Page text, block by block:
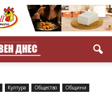
Култура Общество
Общини